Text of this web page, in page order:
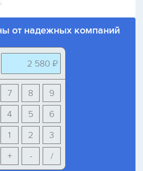
от надежных компаний
2 580 ₽
9
8
7
6
5
4
3
2
1
+
- /